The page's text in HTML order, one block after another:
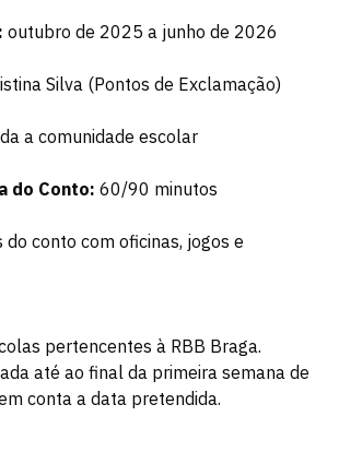
outubro de 2025 a junho de 2026
Silva (Pontos de Exclamação)
a comunidade escolar
do Conto: 60/90 minutos
do conto com oficinas, jogos e
pertencentes à RBB Braga.
até ao final da primeira semana de
conta a data pretendida.